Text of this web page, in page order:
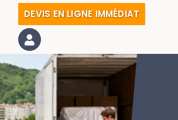
DEVIS EN LIGNE IMMÉDIAT